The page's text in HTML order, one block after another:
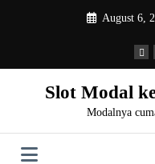
August 6,
Slot Modal
Modalnya